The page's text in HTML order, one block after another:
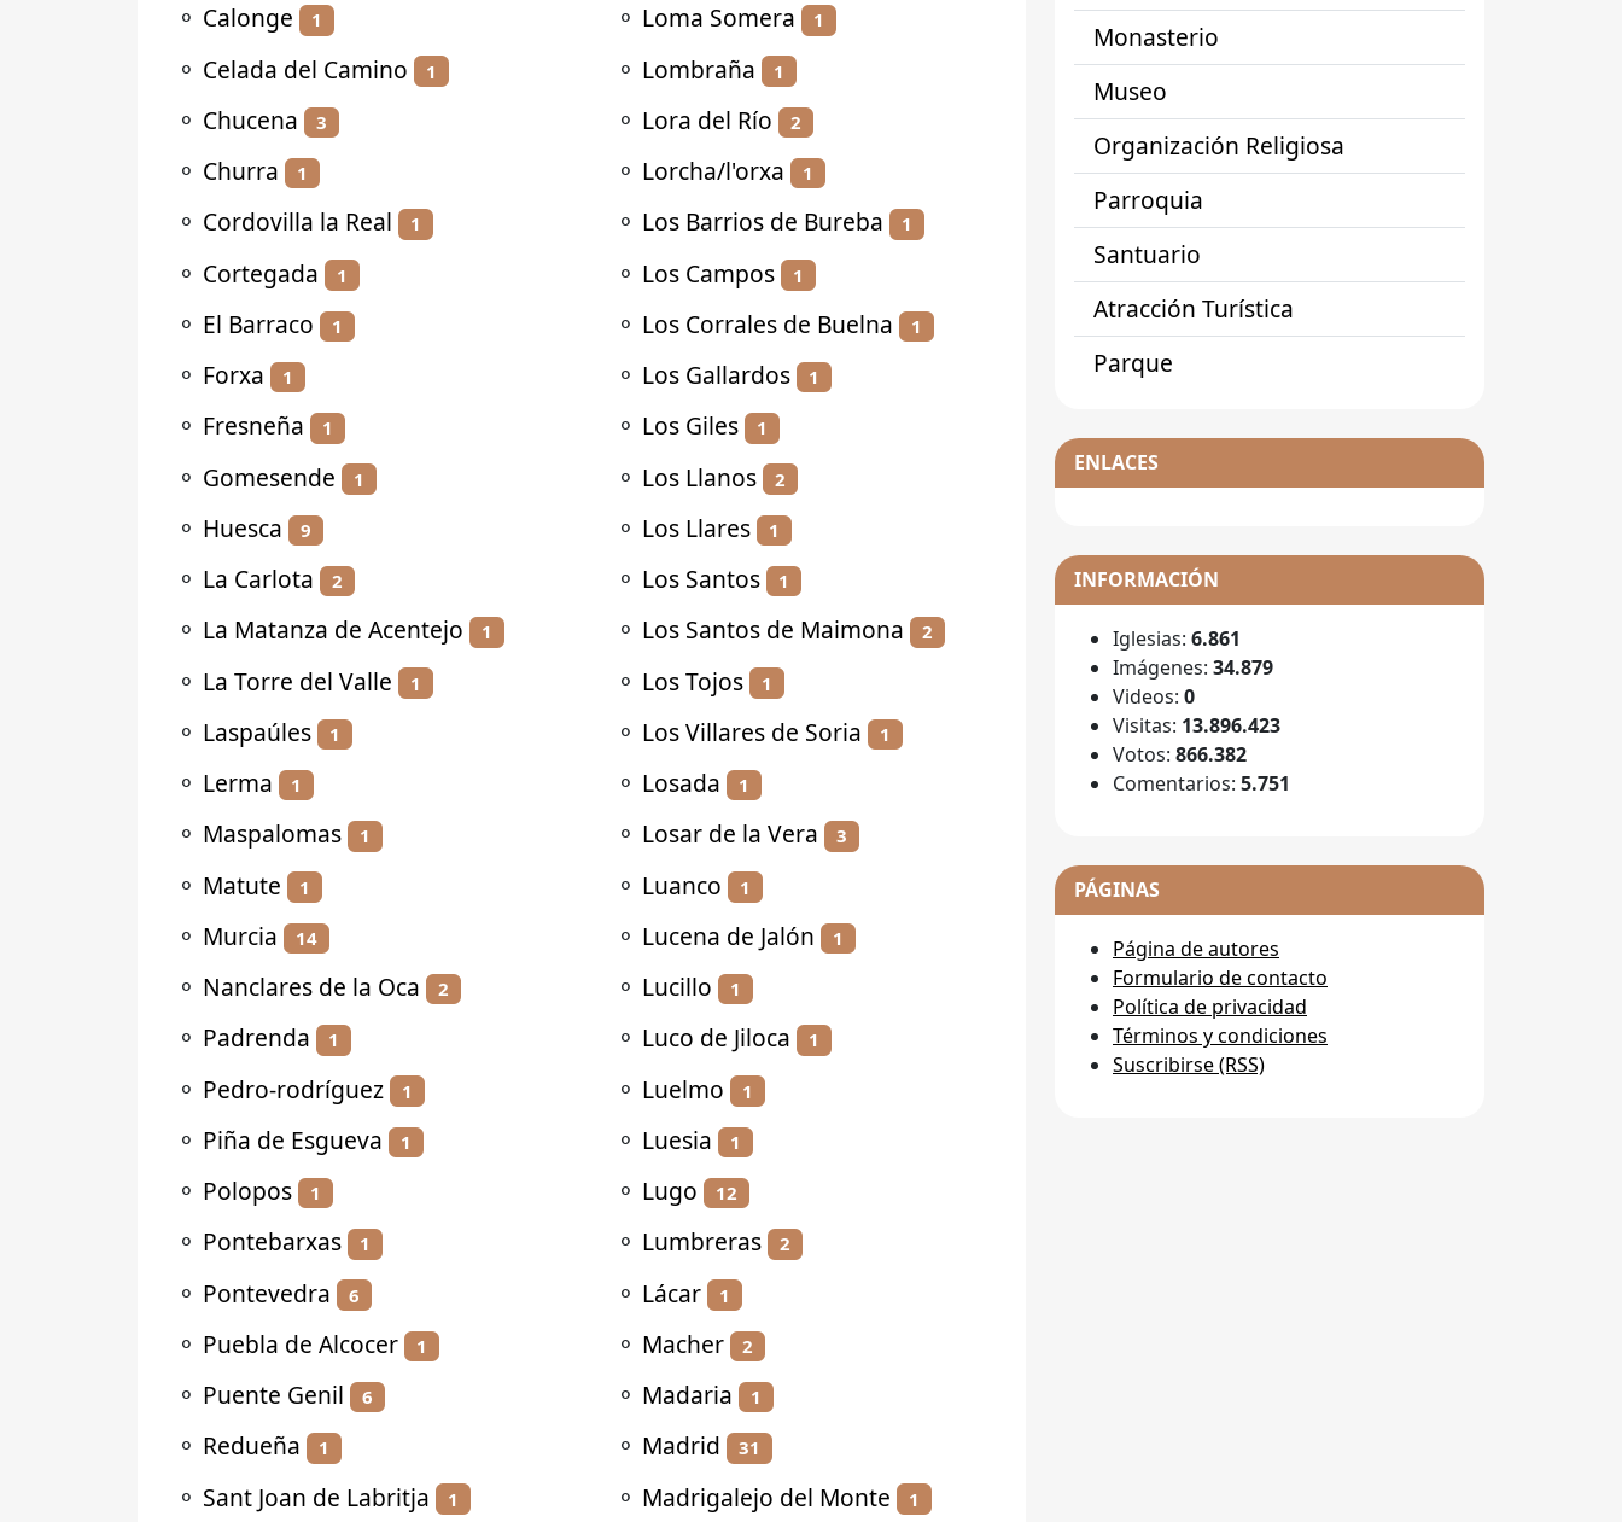
⚬ Calonge 1
⚬ Celada del Camino 1
⚬ Chucena 3
⚬ Churra 1
⚬ Cordovilla la Real 1
⚬ Cortegada 1
⚬ El Barraco 1
⚬ Forxa 1
⚬ Fresneña 1
⚬ Gomesende 1
⚬ Huesca 9
⚬ La Carlota 2
⚬ La Matanza de Acentejo 1
⚬ La Torre del Valle 1
⚬ Laspaúles 1
⚬ Lerma 1
⚬ Maspalomas 1
⚬ Matute 1
⚬ Murcia 14
⚬ Nanclares de la Oca 2
⚬ Padrenda 1
⚬ Pedro-rodríguez 1
⚬ Piña de Esgueva 1
⚬ Polopos 1
⚬ Pontebarxas 1
⚬ Pontevedra 6
⚬ Puebla de Alcocer 1
⚬ Puente Genil 6
⚬ Redueña 1
⚬ Sant Joan de Labritja 1
⚬ Loma Somera 1
⚬ Lombraña 1
⚬ Lora del Río 2
⚬ Lorcha/l'orxa 1
⚬ Los Barrios de Bureba 1
⚬ Los Campos 1
⚬ Los Corrales de Buelna 1
⚬ Los Gallardos 1
⚬ Los Giles 1
⚬ Los Llanos 2
⚬ Los Llares 1
⚬ Los Santos 1
⚬ Los Santos de Maimona 2
⚬ Los Tojos 1
⚬ Los Villares de Soria 1
⚬ Losada 1
⚬ Losar de la Vera 3
⚬ Luanco 1
⚬ Lucena de Jalón 1
⚬ Lucillo 1
⚬ Luco de Jiloca 1
⚬ Luelmo 1
⚬ Luesia 1
⚬ Lugo 12
⚬ Lumbreras 2
⚬ Lácar 1
⚬ Macher 2
⚬ Madaria 1
⚬ Madrid 31
⚬ Madrigalejo del Monte 1
Monasterio
Museo
Organización Religiosa
Parroquia
Santuario
Atracción Turística
Parque
ENLACES
INFORMACIÓN
Iglesias: 6.861
Imágenes: 34.879
Videos: 0
Visitas: 13.896.423
Votos: 866.382
Comentarios: 5.751
PÁGINAS
Página de autores
Formulario de contacto
Política de privacidad
Términos y condiciones
Suscribirse (RSS)